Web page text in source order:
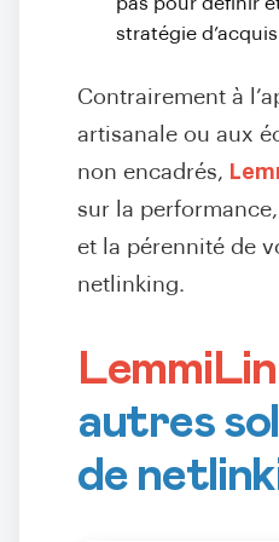
stratégie
Contrairement à
artisanale ou aux
non encadrés,
sur la
et la pérennité de
netlinking.
autres
de